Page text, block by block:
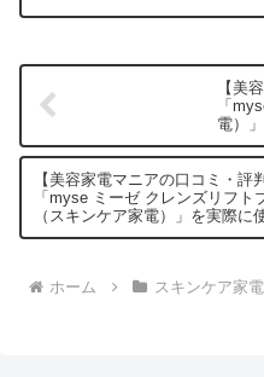
【美
「
電）
【美容家電マニアの口コミ・評判
「myse ミーゼ クレンズリフト
（スキンケア家電）」を実際に
た正直感想
ホーム スキンケア家